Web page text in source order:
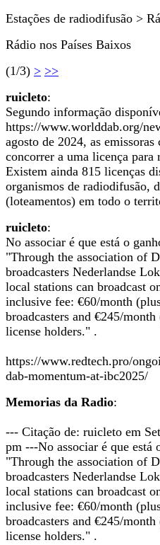
Estações de radiodifusão >
Rádio nos Países Baixos
(1/3) > >>
ruicleto:
Segundo informação
https://www.worlddab.org/
agosto de 2024, as
concorrer a uma licença
Existem ainda 815 licenças
organismos de radiodifusão,
(loteamentos) em todo o
ruicleto:
No associar é que está o
"Through the association of
broadcasters Nederlandse
local stations can broadcast
inclusive fee: €60/month
broadcasters and €245/
license holders." .
https://www.redtech.pro/
dab-momentum-at-ibc2025/
Memorias da Radio:
--- Citação de: ruicleto em
pm ---No associar é que está
"Through the association of
broadcasters Nederlandse
local stations can broadcast
inclusive fee: €60/month
broadcasters and €245/
license holders." .